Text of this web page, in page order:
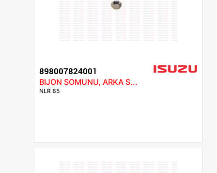
898007824001
BIJON SOMUNU, ARKA S...
NLR 85